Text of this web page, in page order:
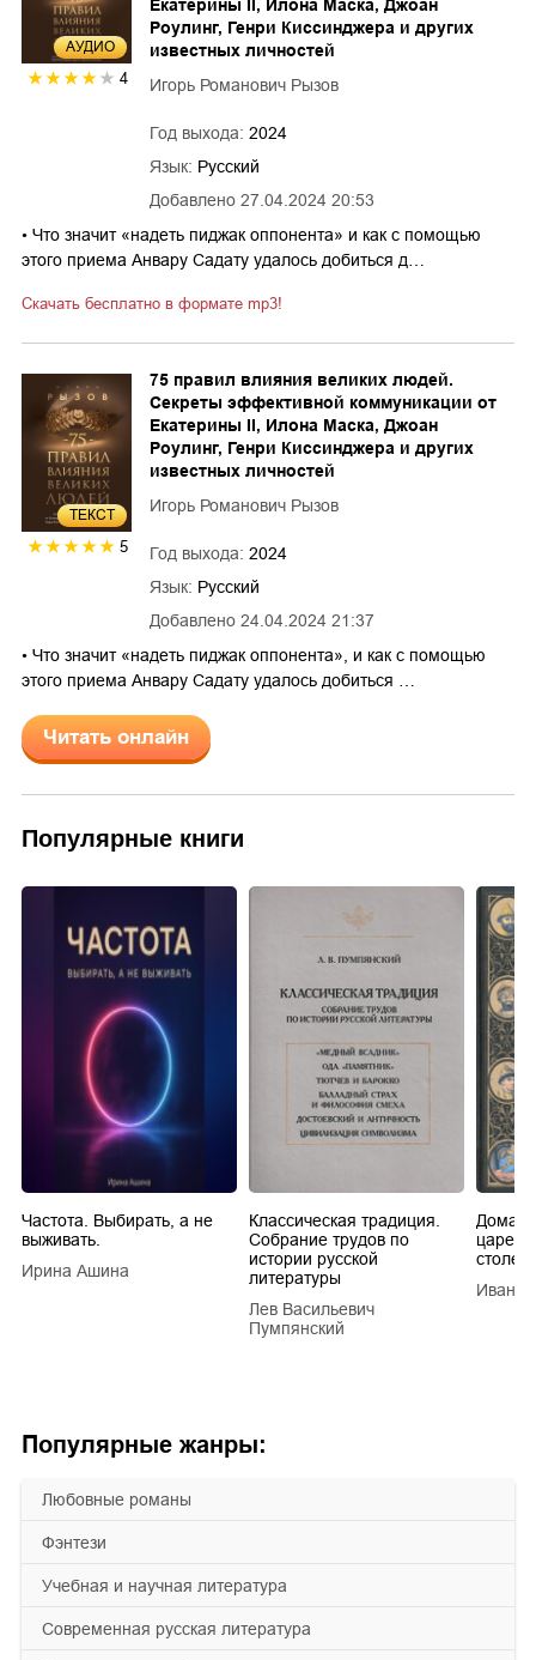
Популярные жанры:
любовные романы
фэнтези
учебная и научная литература
современная русская литература
AУДИО
4
Добавлено 27.04.2024 20:53
Екатерины II, Илона Маска, Джоан
Роулинг, Генри Киссинджера и других
известных личностей
Игорь Романович Рызов
Год выхода: 2024
Язык: Русский
• Что значит «надеть пиджак оппонента» и как с помощью
этого приема Анвару Садату удалось добиться д…
Скачать бесплатно в формате mp3!
ТЕКСТ
5
Добавлено 24.04.2024 21:37
75 правил влияния великих людей.
Секреты эффективной коммуникации от
Екатерины II, Илона Маска, Джоан
Роулинг, Генри Киссинджера и других
известных личностей
Игорь Романович Рызов
Год выхода: 2024
Язык: Русский
• Что значит «надеть пиджак оппонента», и как с помощью
этого приема Анвару Садату удалось добиться …
Читать онлайн
Популярные книги
Частота. Выбирать, а не
выживать.
Ирина Ашина
Классическая традиция.
Собрание трудов по
истории русской
литературы
Лев Васильевич
Пумпянский
царей
Иван